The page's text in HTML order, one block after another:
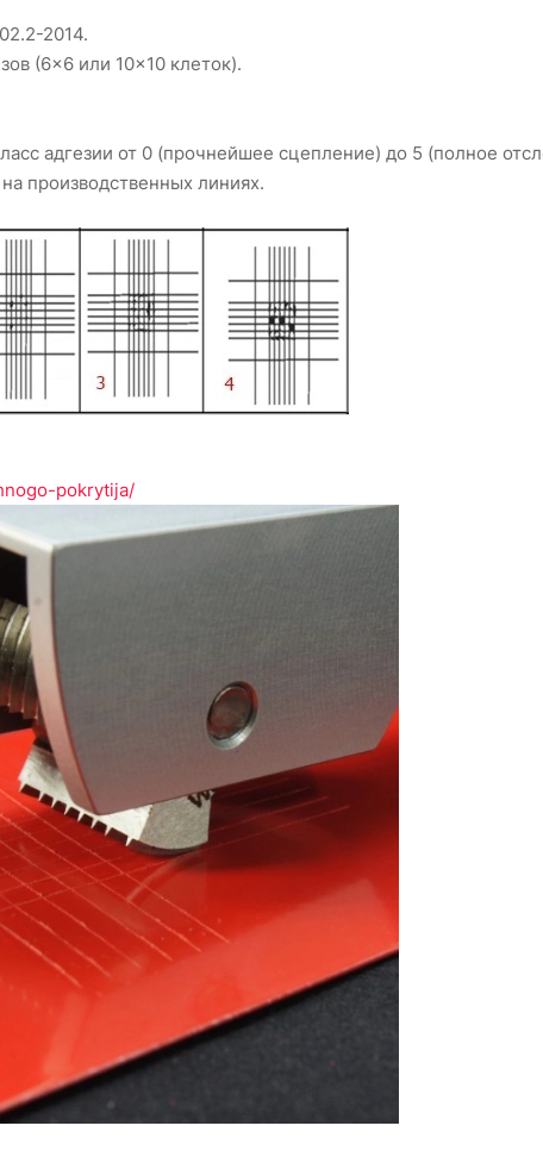
2014.
(6×6 или 10×10 клеток).
адгезии от 0 (прочнейшее сцепление) до 5 (полное
производственных линиях.
pokrytija/